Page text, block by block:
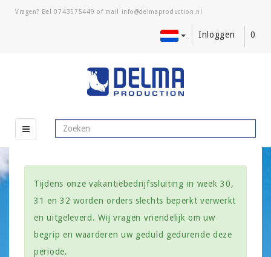
Vragen? Bel0743575449 of mail
Inloggen 0
Tijdens onze vakantiebedrijfssluiting in week 30,
31 en 32 worden orders slechts beperkt verwerkt
en uitgeleverd. Wij vragen vriendelijk om uw
begrip en waarderen uw geduld gedurende deze
periode.